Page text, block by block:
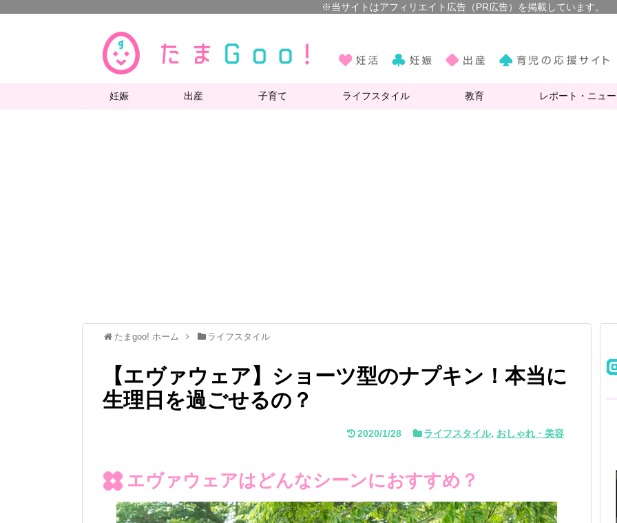
妊娠 出産 子育て ライフスタイル 教育 レポート・ニュ
たまgoo! ホーム ライフスタイル
【エヴァウェア】ショーツ型のナプキン！本当に
生理日を過ごせるの？
2020/1/28 ライフスタイル, おしゃれ・美容
エヴァウェアはどんなシーンにおすすめ？